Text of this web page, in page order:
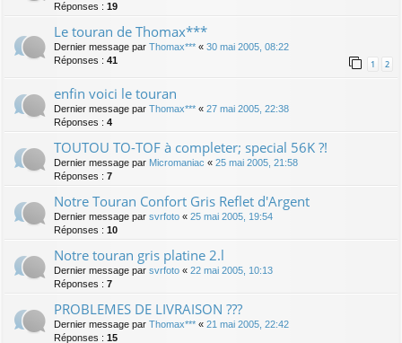
Réponses : 19
Le touran de Thomax***
Dernier message par Thomax*** « 30 mai 2005, 08:22
Réponses : 41 1 2
enfin voici le touran
Dernier message par Thomax*** « 27 mai 2005, 22:38
Réponses : 4
TOUTOU TO-TOF à completer; special 56K ?!
Dernier message par Micromaniac « 25 mai 2005, 21:58
Réponses : 7
Notre Touran Confort Gris Reflet d'Argent
Dernier message par svrfoto « 25 mai 2005, 19:54
Réponses : 10
Notre touran gris platine 2.l
Dernier message par svrfoto « 22 mai 2005, 10:13
Réponses : 7
PROBLEMES DE LIVRAISON ???
Dernier message par Thomax*** « 21 mai 2005, 22:42
Réponses : 15